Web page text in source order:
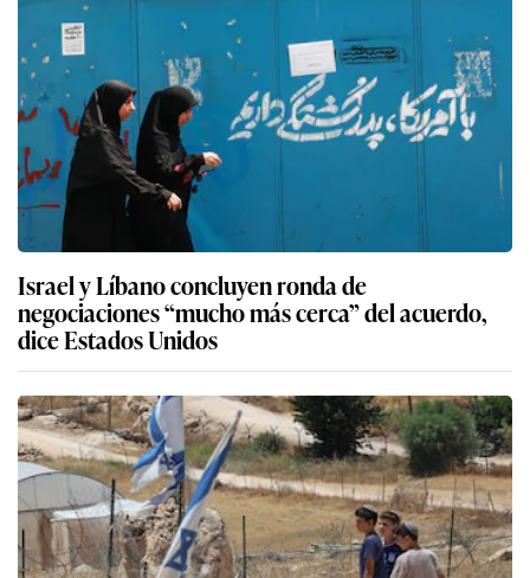
Israel y Líbano concluyen ronda de
negociaciones “mucho más cerca” del acuerdo,
dice Estados Unidos